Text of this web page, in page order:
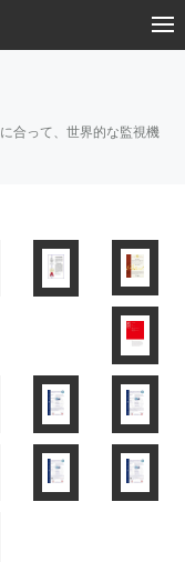
合って、世界的な監視機